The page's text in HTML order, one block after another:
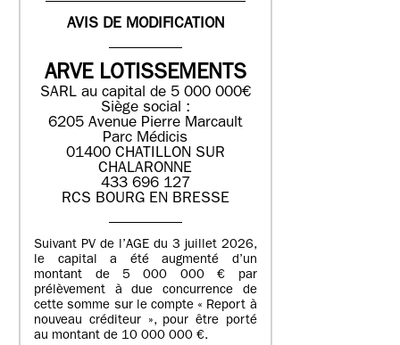
AVIS DE MODIFICATION
ARVE LOTISSEMENTS
SARL au capital de 5 000 000€
Siège social :
6205 Avenue Pierre Marcault
Parc Médicis
01400 CHATILLON SUR
CHALARONNE
433 696 127
RCS BOURG EN BRESSE
Suivant PV de l’AGE du 3 juillet 2026,
le capital a été augmenté d’un
montant de 5 000 000 € par
prélèvement à due concurrence de
cette somme sur le compte « Report à
nouveau créditeur », pour être porté
au montant de 10 000 000 €.